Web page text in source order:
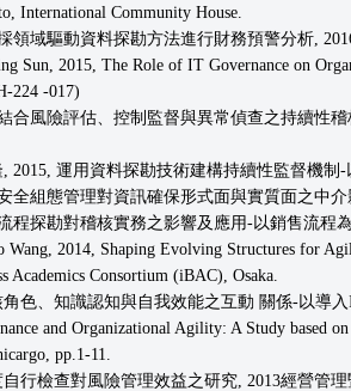
International Community House.
領域驅動資料探勘方法進行財務預警分析,
Sun, 2015, The Role of IT Governance on
224 -017)
合風險評估、控制監督與異常偵查之持續性
2015, 運用資料探勘技術建構持續性監督機
全組態管理對資訊確保形式面與實質面之中
程探勘對稽核實務之影響及應用-以銷售流程
Wang, 2014, Shaping Evolving Structures for
Academics Consortium (iBAC), Osaka.
色、知識認知與自我效能之互動 關係-以導
and Organizational Agility: A Study based
pp.1-11.
行檢查對風險管理效益之研究, 2013經營管